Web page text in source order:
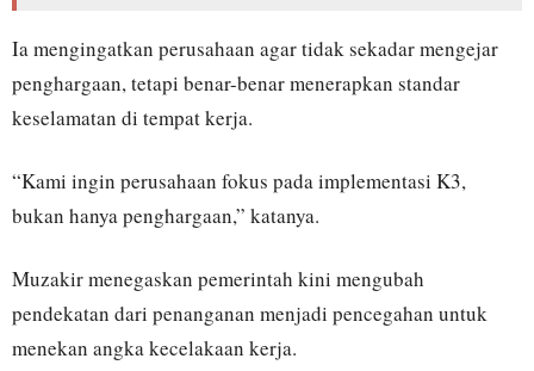
Ia mengingatkan perusahaan agar tidak sekadar mengejar
penghargaan, tetapi benar-benar menerapkan standar
keselamatan di tempat kerja.
“Kami ingin perusahaan fokus pada implementasi K3,
bukan hanya penghargaan,” katanya.
Muzakir menegaskan pemerintah kini mengubah
pendekatan dari penanganan menjadi pencegahan untuk
menekan angka kecelakaan kerja.